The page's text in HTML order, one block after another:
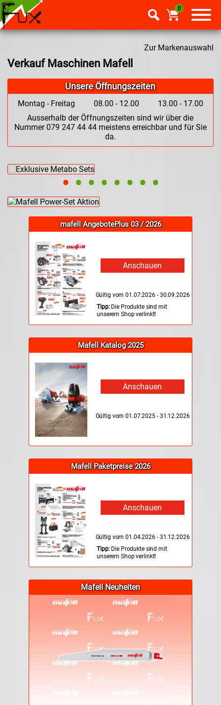
0
Verkauf Maschinen Mafell
Zur Markenauswahl
Unsere Öffnungszeiten
Montag - Freitag 08.00 - 12.00
13.00 - 17.00
Ausserhalb der Öffnungszeiten sind wir über die
Nummer 079 247 44 44 meistens erreichbar und für Sie
da.
••• • • • • •
Tipp:Die Produkte sind mit
unserem Shop verlinkt!
mafell AngebotePlus 03 / 2026
Anschauen
Gültig vom 01.07.2026 - 30.09.2026
Mafell Katalog 2025
Anschauen
Gültig vom 01.07.2025 - 31.12.2026
Tipp:Die Produkte sind mit
unserem Shop verlinkt!
Mafell Paketpreise 2026
Anschauen
Gültig vom 01.04.2026 - 31.12.2026
Mafell Neuheiten